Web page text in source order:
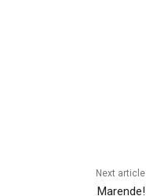
Next article
Marende!